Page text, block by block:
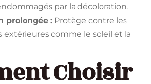
par la décoloration.
prolongée : Protège contre les
extérieures comme le soleil et la
Choisir